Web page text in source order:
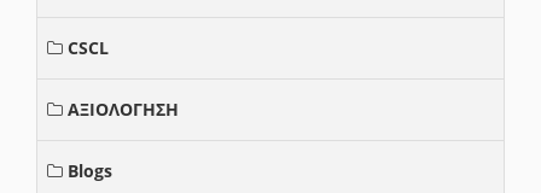
CSCL
ΑΞΙΟΛΟΓΗΣΗ
Blogs